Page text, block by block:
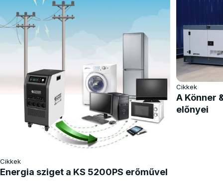
Cikkek
Energia sziget a KS 5200PS erőművel
Cikkek
A Könner
előnyei